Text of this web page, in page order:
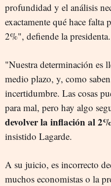
profundidad y el análisis
exactamente qué hace falta
2%", defiende la presidenta.
"Nuestra determinación es
medio plazo, y, como
incertidumbre. Las cosas
para mal, pero hay algo
devolver la inflación al
insistido Lagarde.
A su juicio, es incorrecto
muchos economistas o la